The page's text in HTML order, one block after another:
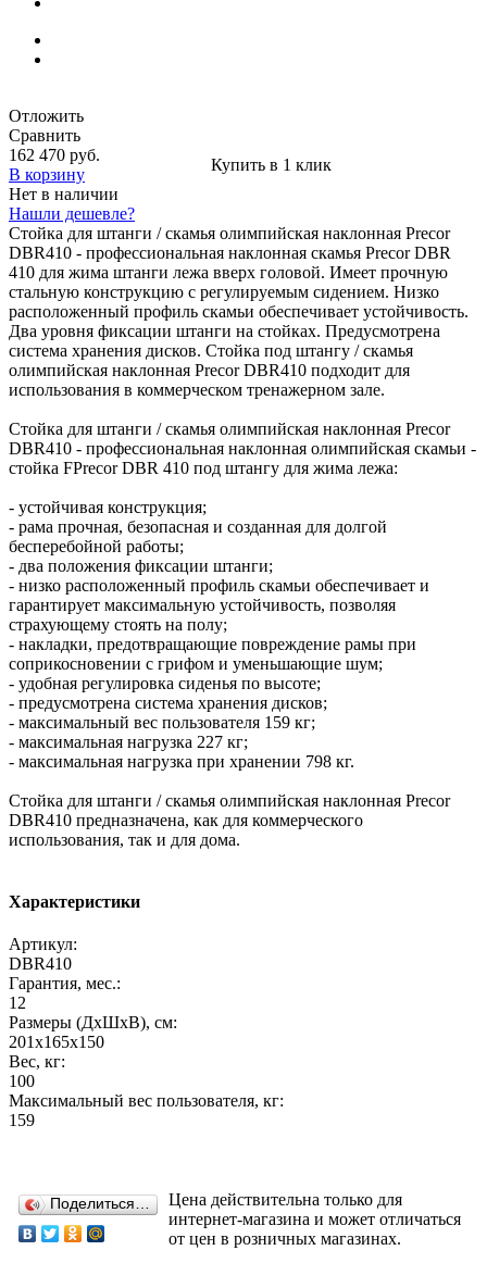
Отложить
Сравнить
162 470 руб.
В корзину
Купить в 1 клик
Нет в наличии
Нашли дешевле?
Стойка для штанги / скамья олимпийская наклонная Precor
DBR410 - профессиональная наклонная скамья Precor DBR
410 для жима штанги лежа вверх головой. Имеет прочную
стальную конструкцию с регулируемым сидением. Низко
расположенный профиль скамьи обеспечивает устойчивость.
Два уровня фиксации штанги на стойках. Предусмотрена
система хранения дисков. Стойка под штангу / скамья
олимпийская наклонная Precor DBR410 подходит для
использования в коммерческом тренажерном зале.
Стойка для штанги / скамья олимпийская наклонная Precor
DBR410 - профессиональная наклонная олимпийская скамьи -
стойка FPrecor DBR 410 под штангу для жима лежа:
- устойчивая конструкция;
- рама прочная, безопасная и созданная для долгой
бесперебойной работы;
- два положения фиксации штанги;
- низко расположенный профиль скамьи обеспечивает и
гарантирует максимальную устойчивость, позволяя
страхующему стоять на полу;
- накладки, предотвращающие повреждение рамы при
соприкосновении с грифом и уменьшающие шум;
- удобная регулировка сиденья по высоте;
- предусмотрена система хранения дисков;
- максимальный вес пользователя 159 кг;
- максимальная нагрузка 227 кг;
- максимальная нагрузка при хранении 798 кг.
Стойка для штанги / скамья олимпийская наклонная Precor
DBR410 предназначена, как для коммерческого
использования, так и для дома.
Характеристики
Артикул:
DBR410
Гарантия, мес.:
12
Размеры (ДхШхВ), см:
201х165х150
Вес, кг:
100
Максимальный вес пользователя, кг:
159
Поделиться…
Цена действительна только для
интернет-магазина и может отличаться
от цен в розничных магазинах.